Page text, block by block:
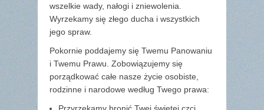
wszelkie wady, nałogi i zniewolenia.
Wyrzekamy się złego ducha i wszystkich
jego spraw.
Pokornie poddajemy się Twemu Panowaniu
i Twemu Prawu. Zobowiązujemy się
porządkować całe nasze życie osobiste,
rodzinne i narodowe według Twego prawa: